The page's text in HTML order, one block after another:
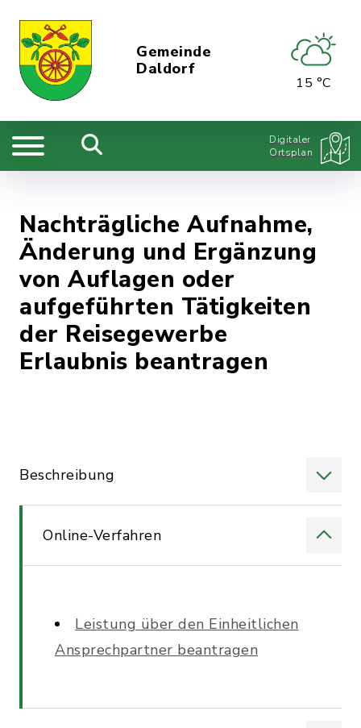
Gemeinde
Daldorf
15 °C
Digitaler
Ortsplan
Nachträgliche Aufnahme,
Änderung und Ergänzung
von Auflagen oder
aufgeführten Tätigkeiten
der Reisegewerbe
Erlaubnis beantragen
Beschreibung
Online-Verfahren
Leistung über den Einheitlichen
Ansprechpartner beantragen